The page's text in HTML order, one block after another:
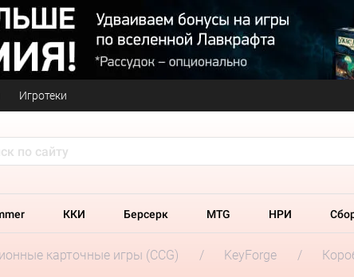
Игротеки
ККИ Берсерк MTG НРИ
карточные игры (CCG) KeyForge